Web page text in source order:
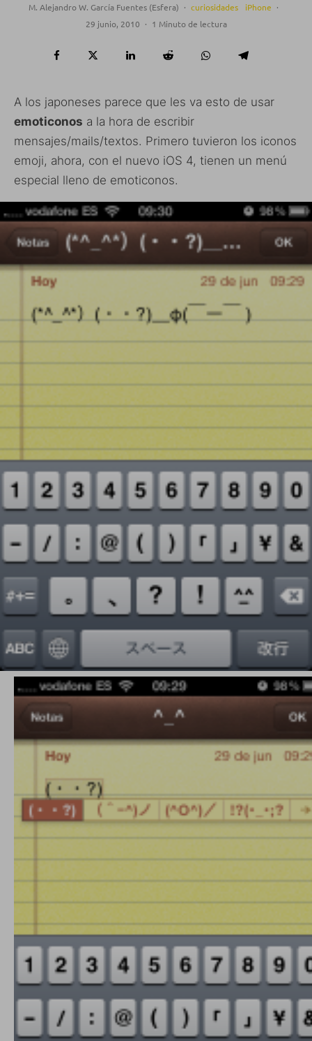
M. Alejandro W. García Fuentes (Esfera) · curiosidades iPhone ·
29 junio, 2010 · 1 Minuto de lectura
A los japoneses parece que les va esto de usar
emoticonos a la hora de escribir
mensajes/mails/textos. Primero tuvieron los iconos
emoji, ahora, con el nuevo iOS 4, tienen un menú
especial lleno de emoticonos.